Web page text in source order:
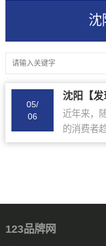
沈
05/
06
近年来，
的消费者
在购物商
123品牌网